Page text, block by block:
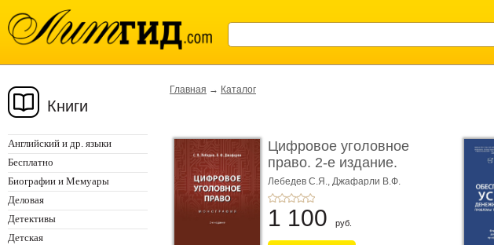
Книги
Английский и др. языки
Бесплатно
Биографии и Мемуары
Деловая
Детективы
Детская
Главная → Каталог
Цифровое уголовное
право. 2-е издание.
Монограф ...
Лебедев С.Я., Джафарли В.Ф.
1 100 руб.